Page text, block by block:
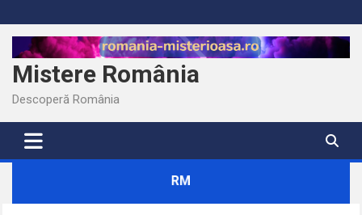
to
content
Mistere România
Descoperă România
RM